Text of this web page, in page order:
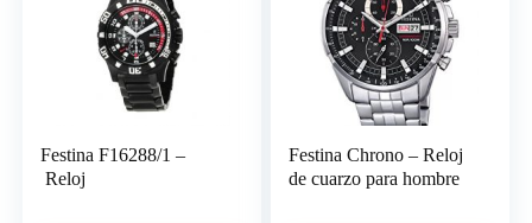
Festina F16288/1 –
Reloj
Festina Chrono – Reloj
de cuarzo para hombre